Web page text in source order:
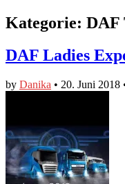
Kategorie: DAF
DAF Ladies
by Danika • 20. Juni 2018